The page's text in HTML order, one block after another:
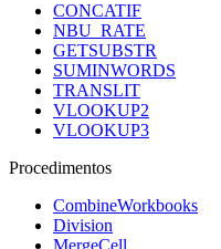
CONCATIF
NBU_RATE
GETSUBSTR
SUMINWORDS
TRANSLIT
VLOOKUP2
VLOOKUP3
Procedimentos
CombineWorkbooks
Division
MergeCell